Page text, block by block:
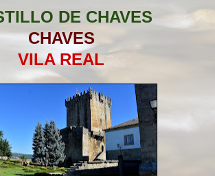
DE CHAVES
CHAVES
VILA REAL